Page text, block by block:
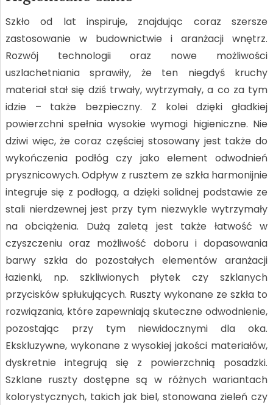
Szkło od lat inspiruje, znajdując coraz szersze
zastosowanie w budownictwie i aranżacji wnętrz.
Rozwój technologii oraz nowe możliwości
uszlachetniania sprawiły, że ten niegdyś kruchy
materiał stał się dziś trwały, wytrzymały, a co za tym
idzie – także bezpieczny. Z kolei dzięki gładkiej
powierzchni spełnia wysokie wymogi higieniczne. Nie
dziwi więc, że coraz częściej stosowany jest także do
wykończenia podłóg czy jako element odwodnień
prysznicowych. Odpływ z rusztem ze szkła harmonijnie
integruje się z podłogą, a dzięki solidnej podstawie ze
stali nierdzewnej jest przy tym niezwykle wytrzymały
na obciążenia. Dużą zaletą jest także łatwość w
czyszczeniu oraz możliwość doboru i dopasowania
barwy szkła do pozostałych elementów aranżacji
łazienki, np. szkliwionych płytek czy szklanych
przycisków spłukujących. Ruszty wykonane ze szkła to
rozwiązania, które zapewniają skuteczne odwodnienie,
pozostając przy tym niewidocznymi dla oka.
Ekskluzywne, wykonane z wysokiej jakości materiałów,
dyskretnie integrują się z powierzchnią posadzki.
Szklane ruszty dostępne są w różnych wariantach
kolorystycznych, takich jak biel, stonowana zieleń czy